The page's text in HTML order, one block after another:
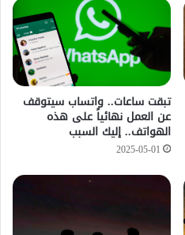
تبقت ساعات.. واتساب سيتوقف
عن العمل نهائياً على هذه
الهواتف.. إليك السبب
2025-05-01